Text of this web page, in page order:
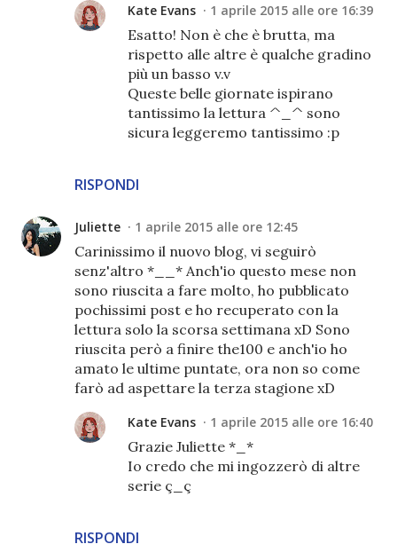
RISPONDI
Kate Evans 1 aprile 2015 alle ore 16:39
Esatto! Non è che è brutta, ma
rispetto alle altre è qualche gradino
più un basso v.v
Queste belle giornate ispirano
tantissimo la lettura ^_^ sono
sicura leggeremo tantissimo :p
Juliette 1 aprile 2015 alle ore 12:45
Carinissimo il nuovo blog, vi seguirò
senz'altro *__* Anch'io questo mese non
sono riuscita a fare molto, ho pubblicato
pochissimi post e ho recuperato con la
lettura solo la scorsa settimana xD Sono
riuscita però a finire the100 e anch'io ho
amato le ultime puntate, ora non so come
farò ad aspettare la terza stagione xD
RISPONDI
Kate Evans 1 aprile 2015 alle ore 16:40
Grazie Juliette *_*
Io credo che mi ingozzerò di altre
serie ç_ç